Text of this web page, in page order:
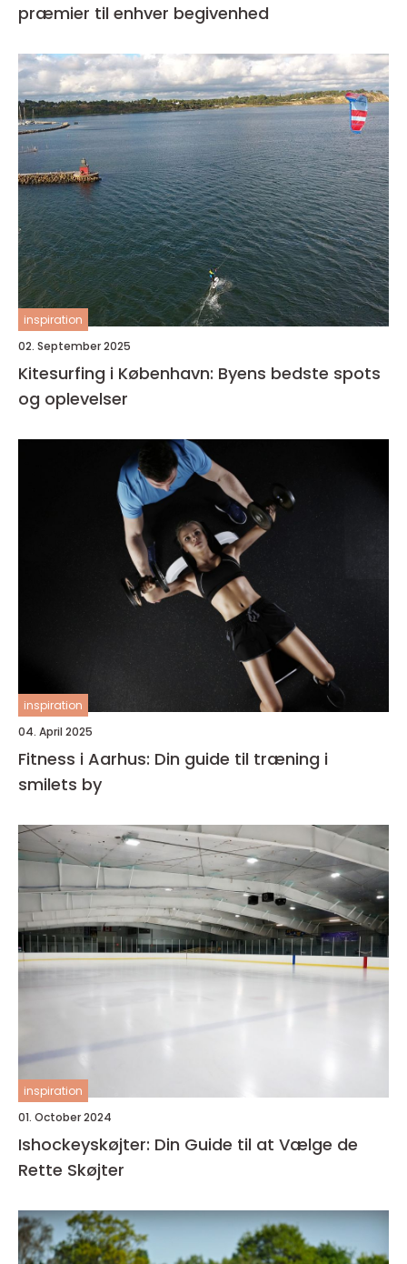
præmier til enhver begivenhed
inspiration
02. September 2025
Kitesurfing i København: Byens bedste spots
og oplevelser
inspiration
04. April 2025
Fitness i Aarhus: Din guide til træning i
smilets by
inspiration
01. October 2024
Ishockeyskøjter: Din Guide til at Vælge de
Rette Skøjter